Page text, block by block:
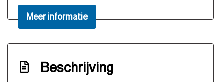
Automatische snelheidsbegrenzing isa
Autonomous emergency braking
Bestuurdersairbag
Bestuurdersstoel in hoogte verstelbaar
Meer informatie
Beschrijving